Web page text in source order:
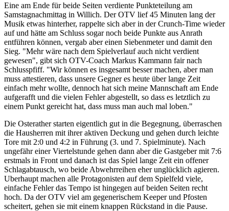
Eine am Ende für beide Seiten verdiente Punkteteilung am
Samstagnachmittag in Willich. Der OTV lief 45 Minuten lang der
Musik etwas hinterher, rappelte sich aber in der Crunch-Time wieder
auf und hätte am Schluss sogar noch beide Punkte aus Anrath
entführen können, vergab aber einen Siebenmeter und damit den
Sieg. "Mehr wäre nach dem Spielverlauf auch nicht verdient
gewesen", gibt sich OTV-Coach Markus Kammann fair nach
Schlusspfiff. "Wir können es insgesamt besser machen, aber man
muss attestieren, dass unsere Gegner es heute über lange Zeit
einfach mehr wollte, dennoch hat sich meine Mannschaft am Ende
aufgerafft und die vielen Fehler abgestellt, so dass es letztlich zu
einem Punkt gereicht hat, dass muss man auch mal loben."
Die Osterather starten eigentlich gut in die Begegnung, überraschen
die Hausherren mit ihrer aktiven Deckung und gehen durch leichte
Tore mit 2:0 und 4:2 in Führung (3. und 7. Spielminute). Nach
ungefähr einer Viertelstunde gehen dann aber die Gastgeber mit 7:6
erstmals in Front und danach ist das Spiel lange Zeit ein offener
Schlagabtausch, wo beide Abwehrreihen eher unglücklich agieren.
Uberhaupt machen alle Protagonisten auf dem Spielfeld viele,
einfache Fehler das Tempo ist hingegen auf beiden Seiten recht
hoch. Da der OTV viel am gegenerischem Keeper und Pfosten
scheitert, gehen sie mit einem knappen Rückstand in die Pause.